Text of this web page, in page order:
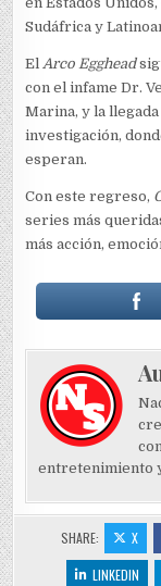
Sudáfrica y
ElArco Egghead
con el infame Dr.
Marina, y la
investigación,
esperan.
Con este regreso,
series más
más acción,
entretenimiento
SHARE: X
LINKEDIN